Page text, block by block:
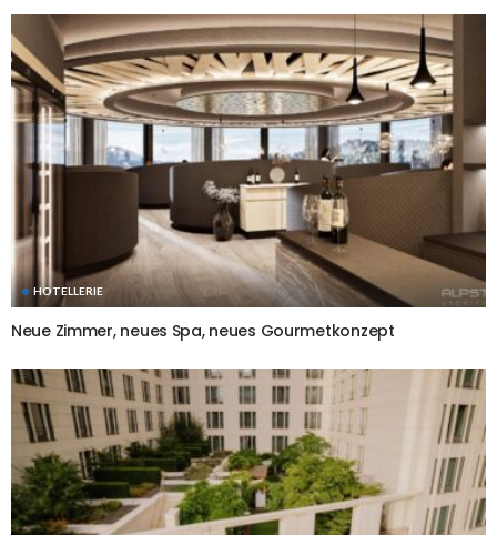
HOTELLERIE
Neue Zimmer, neues Spa, neues Gourmetkonzept